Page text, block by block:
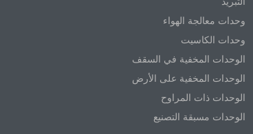
وحدات معالجة الهواء
وحدات الكاسيت
الوحدات المخفية في السقف
الوحدات المخفية على الأرض
الوحدات ذات المراوح
الوحدات مسبقة التصنيع